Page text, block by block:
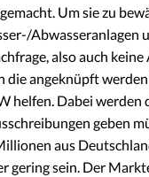
Um sie zu
Abwasseranlagen
also auch
die angeknüpft
helfen. Dabei werden
geben
aus
gering sein. Der